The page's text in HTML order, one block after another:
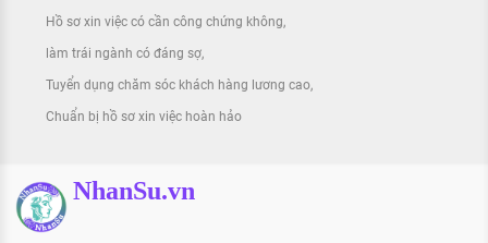
Hồ sơ xin việc có cần công chứng không
làm trái ngành có đáng sợ
Tuyển dụng chăm sóc khách hàng lương cao
Chuẩn bị hồ sơ xin việc hoàn hảo
NhanSu.vn